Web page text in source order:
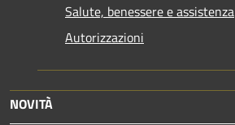
Salute, benessere e assistenza
Autorizzazioni
NOVITÀ